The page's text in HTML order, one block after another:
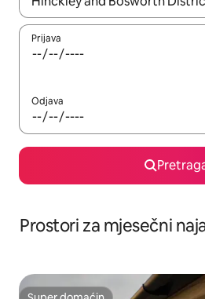
Prijava
Odjava
Prostori za mjesečni